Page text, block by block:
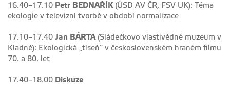
16.40–17.10 Petr BEDNAŘÍK(ÚSD AV ČR, FSV UK): Téma
ekologie v televizní tvorbě v období normalizace
17.10–17.40 Jan BÁRTA(Sládečkovo vlastivědné muzeum v
Kladně): Ekologická „tíseň“ v československém hraném filmu
70. a 80. let
17.40–18.00 Diskuze